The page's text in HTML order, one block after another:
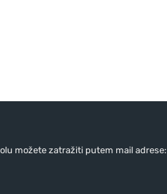
možete zatražiti putem mail adrese: